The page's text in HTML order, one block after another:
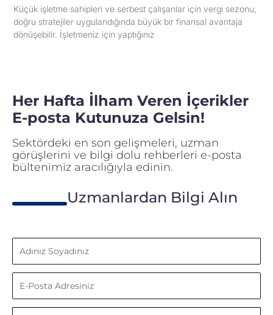
Küçük işletme sahipleri ve serbest çalışanlar için vergi sezonu,
doğru stratejiler uygulandığında büyük bir finansal avantaja
dönüşebilir. İşletmeniz için yaptığınız
Her Hafta İlham Veren İçerikler
E-posta Kutunuza Gelsin!
Sektördeki en son gelişmeleri, uzman
görüşlerini ve bilgi dolu rehberleri e-posta
bültenimiz aracılığıyla edinin.
Uzmanlardan Bilgi Alın
Adınız
Soyadınız
E-
Posta